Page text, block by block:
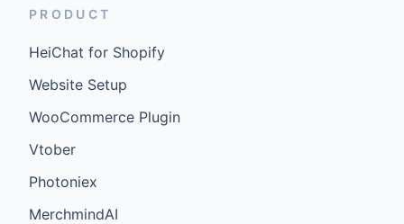
PRODUCT
HeiChat for Shopify
Website Setup
WooCommerce Plugin
Vtober
Photoniex
MerchmindAI